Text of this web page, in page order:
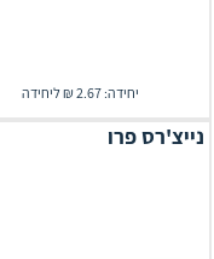
יחידה: 2.67 ₪ ליחידה
נייצ'רס פרו